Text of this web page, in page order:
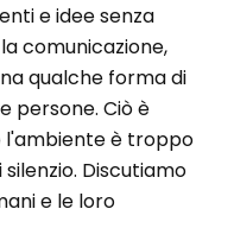
e idee senza
comunicazione,
qualche forma di
persone. Ciò è
è troppo
Discutiamo
e le loro